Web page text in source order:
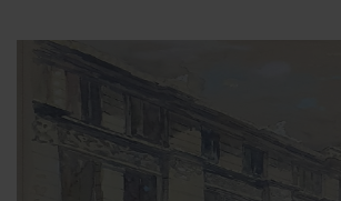
Olimpíadas Deportivas organizadas por
SUSPENDIDAS